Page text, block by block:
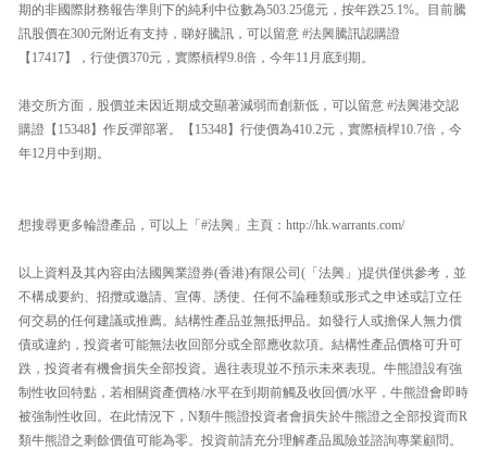
期的非國際財務報告準則下的純利中位數為503.25億元，按年跌25.1%。目前騰
訊股價在300元附近有支持，睇好騰訊，可以留意 #法興騰訊認購證
【17417】，行使價370元，實際槓桿9.8倍，今年11月底到期。
港交所方面，股價並未因近期成交顯著減弱而創新低，可以留意 #法興港交認
購證【15348】作反彈部署。【15348】行使價為410.2元，實際槓桿10.7倍，今
年12月中到期。
想搜尋更多輪證產品，可以上「#法興」主頁：http://hk.warrants.com/
以上資料及其內容由法國興業證券(香港)有限公司(「法興」)提供僅供參考，並
不構成要約、招攬或邀請、宣傳、誘使、任何不論種類或形式之申述或訂立任
何交易的任何建議或推薦。結構性產品並無抵押品。如發行人或擔保人無力償
債或違約，投資者可能無法收回部分或全部應收款項。結構性產品價格可升可
跌，投資者有機會損失全部投資。過往表現並不預示未來表現。牛熊證設有強
制性收回特點，若相關資產價格/水平在到期前觸及收回價/水平，牛熊證會即時
被強制性收回。在此情況下，N類牛熊證投資者會損失於牛熊證之全部投資而R
類牛熊證之剩餘價值可能為零。投資前請充分理解產品風險並諮詢專業顧問。